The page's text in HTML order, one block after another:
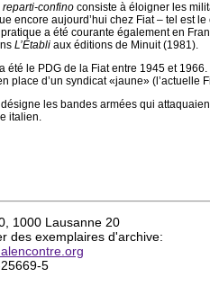
reparti-confino consiste à éloigner les
encore aujourd’hui chez Fiat – tel est
a été courante également en
L’Établi aux éditions de Minuit (1981).
été le PDG de la Fiat entre 1945 et
place d’un syndicat «jaune» (l’actuelle
désigne les bandes armées qui
italien.
1000 Lausanne 20
des exemplaires d'archive:
5